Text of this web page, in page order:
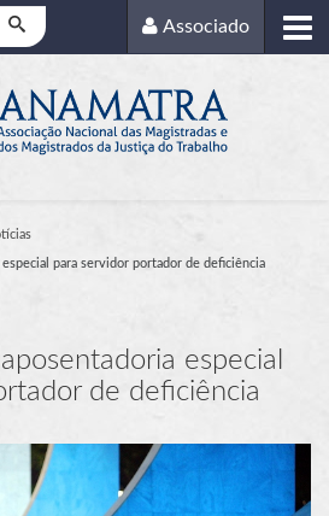
Associado
para servidor portador de deficiência
especial
de deficiência